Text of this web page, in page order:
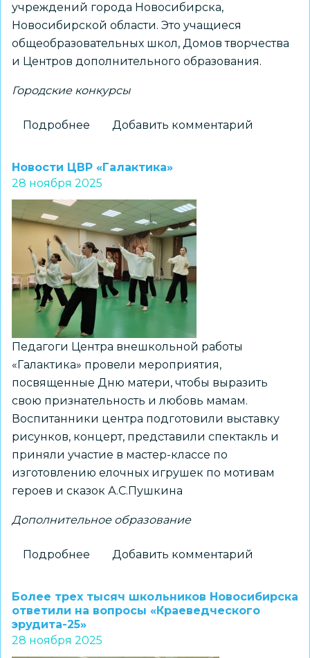
учреждений города Новосибирска,
Новосибирской области. Это учащиеся
общеобразовательных школ, Домов творчества
и Центров дополнительного образования.
Городские конкурсы
Подробнее
итоги
ХII
Открытого
конкурса
детского
творчества
«Моя
будущая
профессия»
Добавить комментарий
Новости ЦВР «Галактика»
28 ноября 2025
Педагоги Центра внешкольной работы
«Галактика» провели мероприятия,
посвященные Дню матери, чтобы выразить
свою признательность и любовь мамам.
Воспитанники центра подготовили выставку
рисунков, концерт, представили спектакль и
приняли участие в мастер-классе по
изготовлению елочных игрушек по мотивам
героев и сказок А.С.Пушкина
Дополнительное образование
Подробнее
«Галактика»
Добавить комментарий
Более трех тысяч школьников Новосибирска
ответили на вопросы «Краеведческого
эрудита-25»
28 ноября 2025